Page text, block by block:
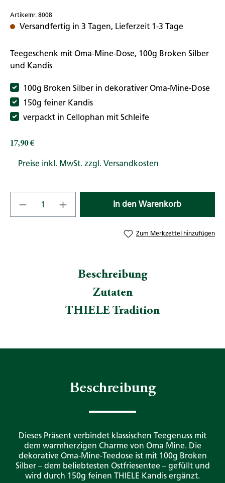
Artikelnr. 8008
Versandfertig in 3 Tagen, Lieferzeit 1-3 Tage
Teegeschenk mit Oma-Mine-Dose, 100g Broken Silber
und Kandis
100g Broken Silber in dekorativer Oma-Mine-Dose
150g feiner Kandis
verpackt in Cellophan mit Schleife
Regulärer Preis:
17,90 €
Preise inkl. MwSt. zzgl. Versandkosten
Produkt Anzahl: Gib den gewünschten
In den Warenkorb
Zum Merkzettel hinzufügen
Beschreibung
Zutaten
THIELE Tradition
Beschreibung
Dieses Präsent verbindet klassischen Teegenuss mit
dem warmherzigen Charme von Oma Mine. Die
dekorative Oma-Mine-Teedose ist mit 100g Broken
Silber – dem beliebtesten Ostfriesentee – gefüllt und
wird durch 150g feinen THIELE Kandis ergänzt.